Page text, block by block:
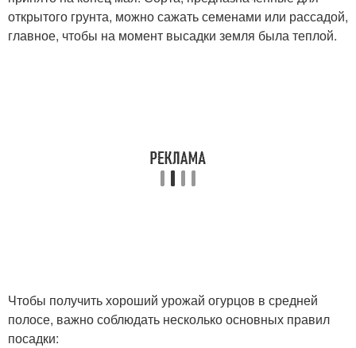
открытого грунта, можно сажать семенами или рассадой,
главное, чтобы на момент высадки земля была теплой.
Чтобы получить хороший урожай огурцов в средней
полосе, важно соблюдать несколько основных правил
посадки: